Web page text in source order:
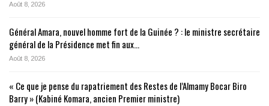
Août 8, 2026
Général Amara, nouvel homme fort de la Guinée ? : le ministre secrétaire
général de la Présidence met fin aux…
Août 8, 2026
« Ce que je pense du rapatriement des Restes de l’Almamy Bocar Biro
Barry » (Kabiné Komara, ancien Premier ministre)